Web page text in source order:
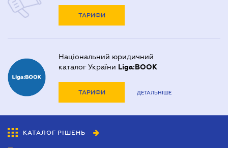
ТАРИФИ
Національний юридичний
каталог України Liga:BOOK
ТАРИФИ ДЕТАЛЬНІШЕ
КАТАЛОГ РІШЕНЬ